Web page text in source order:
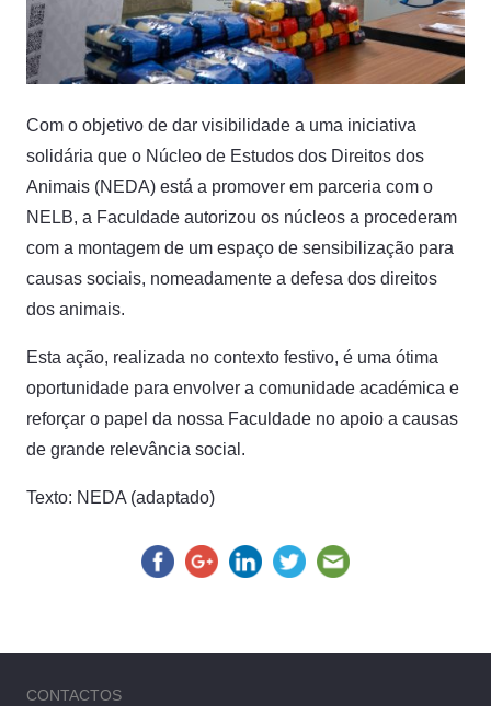
Com o objetivo de dar visibilidade a uma iniciativa
solidária que o Núcleo de Estudos dos Direitos dos
Animais (NEDA) está a promover em parceria com o
NELB, a Faculdade autorizou os núcleos a procederam
com a montagem de um espaço de sensibilização para
causas sociais, nomeadamente a defesa dos direitos
dos animais.
Esta ação, realizada no contexto festivo, é uma ótima
oportunidade para envolver a comunidade académica e
reforçar o papel da nossa Faculdade no apoio a causas
de grande relevância social.
Texto: NEDA (adaptado)
CONTACTOS